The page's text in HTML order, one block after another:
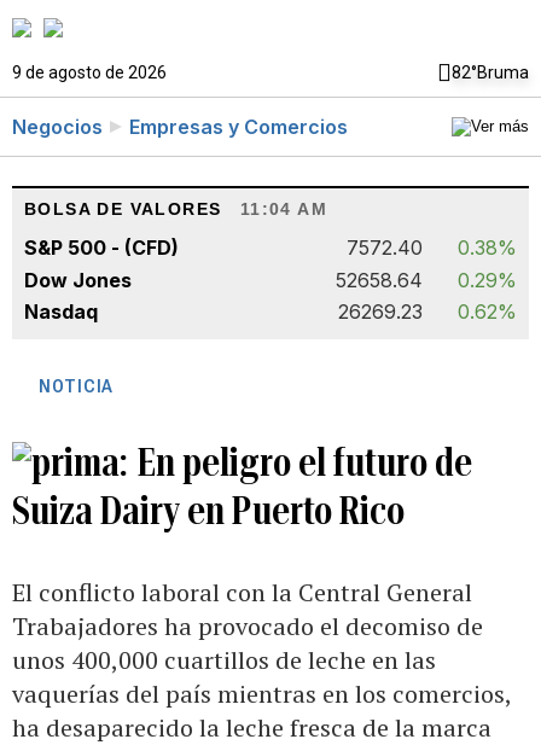
9 de agosto de 2026 82°Bruma
Negocios Empresas y Comercios
BOLSA DE VALORES 11:04 AM
S&P 500 - (CFD) 7572.40
0.38%
Dow Jones
52658.64
0.29%
Nasdaq
26269.23 0.62%
NOTICIA
En peligro el futuro de
Suiza Dairy en Puerto Rico
El conflicto laboral con la Central General
Trabajadores ha provocado el decomiso de
unos 400,000 cuartillos de leche en las
vaquerías del país mientras en los comercios,
ha desaparecido la leche fresca de la marca